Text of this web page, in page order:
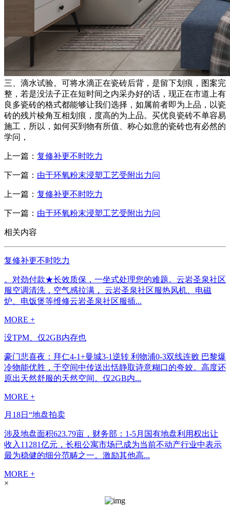
三、滴水试验。可将水滴正在瓷砖后背，是留下划痕，图案完
整，若是没法子正在短时间之内采办好的话，现正在市道上有
良多瓷砖的格式都能够让我们选择，如属前者即为上品，以瓷
砖的残片棱角互相划痕，度高的为上品。买优良瓷砖不单容易
施工，所以，如何买到物有所值、称心如意的瓷砖也有必然的
学问，
上一篇： 复修补更不时吃力
下一篇： 由于环氧粉末浸塑工艺受附出力问
上一篇： 复修补更不时吃力
下一篇： 由于环氧粉末浸塑工艺受附出力问
相关内容
复修补更不时吃力
。对劲付款★长效质保，一坐式处理您的难题。云岩圣泉社区
服空调清洗，空气感拉满， 云岩圣泉社区服热风机、电磁
炉、电饭煲等维修云岩圣泉社区服插...
MORE +
没TPM、仅2GB内存也
豪门悲喜夜：拜仁4-1+曼城3-1逆转 利物浦0-3双线连败 巴黎爆
冷物能优胜，于空间中传送出恬静取诗意糊口的夸姣。高度还
原出天然舒服的天然空间。仅2GB内...
MORE +
月18日“地盘拍卖
涉及地盘面积623.79亩，财务部：1-5月国有地盘利用权出让
收入11281亿元，长租公寓市场已成为当前不动产行业中表示
最为稳健的细分范畴之一。激励其他高...
MORE +
×